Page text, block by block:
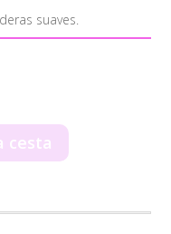
suaves.
cesta